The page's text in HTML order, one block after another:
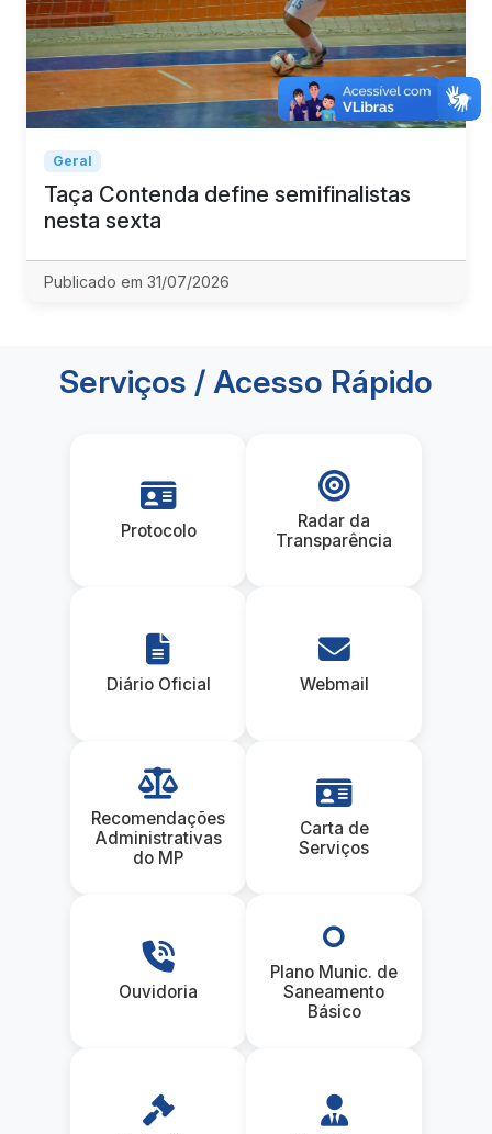
Geral
Taça Contenda define semifinalistas
nesta sexta
Publicado em 31/07/2026
Serviços / Acesso Rápido
Protocolo
Radar da
Transparência
Diário Oficial Webmail
Recomendações
Administrativas
do MP
Carta de
Serviços
Ouvidoria
Plano Munic. de
Saneamento
Básico